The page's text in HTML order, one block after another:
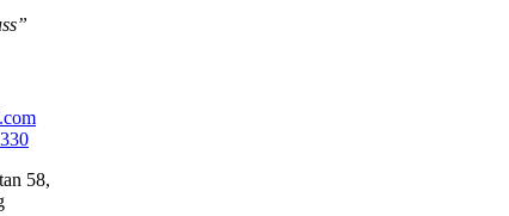
58,